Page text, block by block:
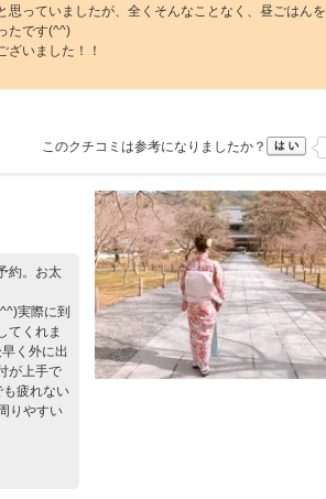
っていましたが、全くそんなことなく、昼ごはんを
たです(^^)
ざいました！！
このクチコミは参考になりましたか？
約。お太
実際に到
てくれま
く外に出
が上手で
疲れない
りやすい